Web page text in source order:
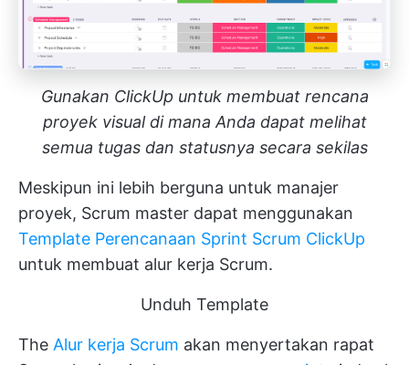
Gunakan ClickUp untuk membuat rencana
proyek visual di mana Anda dapat melihat
semua tugas dan statusnya secara sekilas
Meskipun ini lebih berguna untuk manajer
proyek, Scrum master dapat menggunakan
Template Perencanaan Sprint Scrum ClickUp
untuk membuat alur kerja Scrum.
Unduh Template
The Alur kerja Scrum akan menyertakan rapat